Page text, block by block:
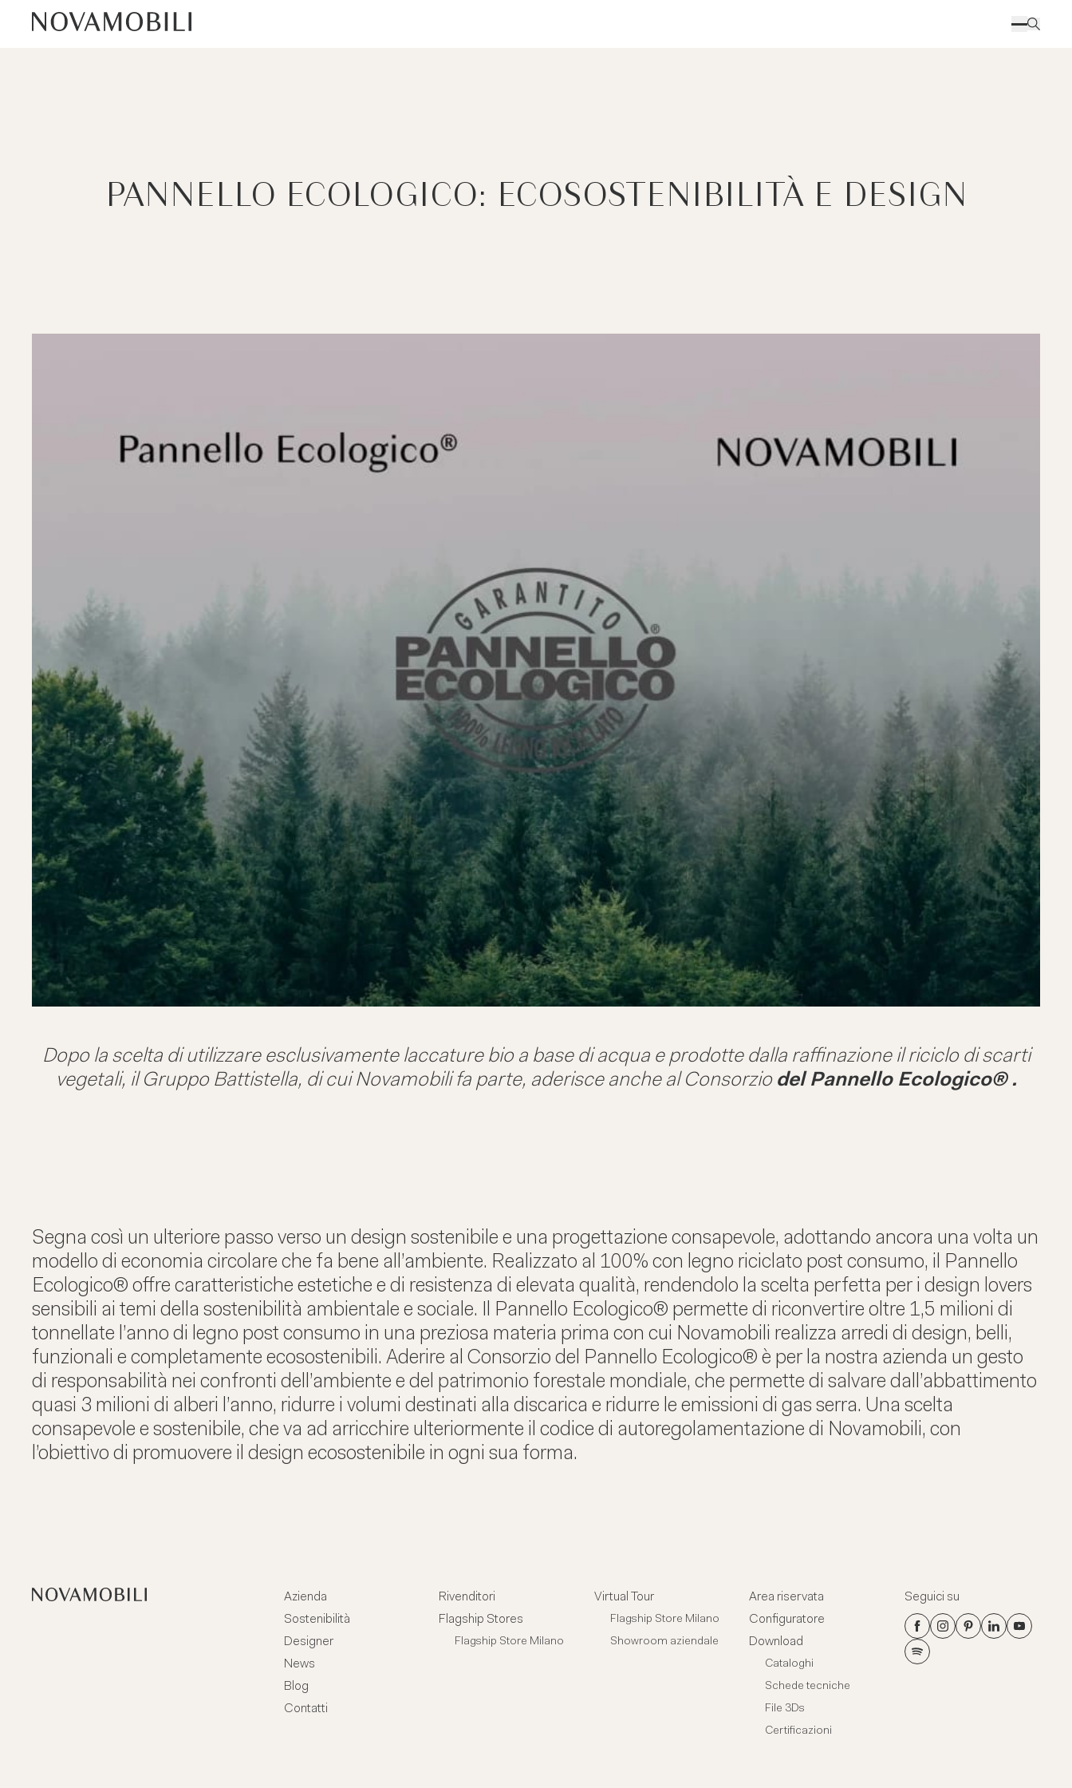
PANNELLO ECOLOGICO: ECOSOSTENIBILITÀ E DESIGN
Dopo la scelta di utilizzare esclusivamente laccature bio a base di acqua e prodotte dalla raffinazione il riciclo di scarti
vegetali, il Gruppo Battistella, di cui Novamobili fa parte, aderisce anche al Consorzio del Pannello Ecologico® .
Segna così un ulteriore passo verso un design sostenibile e una progettazione consapevole, adottando ancora una volta un
modello di economia circolare che fa bene all’ambiente. Realizzato al 100% con legno riciclato post consumo, il Pannello
Ecologico® offre caratteristiche estetiche e di resistenza di elevata qualità, rendendolo la scelta perfetta per i design lovers
sensibili ai temi della sostenibilità ambientale e sociale. Il Pannello Ecologico® permette di riconvertire oltre 1,5 milioni di
tonnellate l’anno di legno post consumo in una preziosa materia prima con cui Novamobili realizza arredi di design, belli,
funzionali e completamente ecosostenibili. Aderire al Consorzio del Pannello Ecologico® è per la nostra azienda un gesto
di responsabilità nei confronti dell’ambiente e del patrimonio forestale mondiale, che permette di salvare dall’abbattimento
quasi 3 milioni di alberi l’anno, ridurre i volumi destinati alla discarica e ridurre le emissioni di gas serra. Una scelta
consapevole e sostenibile, che va ad arricchire ulteriormente il codice di autoregolamentazione di Novamobili, con
l’obiettivo di promuovere il design ecosostenibile in ogni sua forma.
Azienda
Sostenibilità
Designer
News
Blog
Contatti
Rivenditori
Flagship Stores
Flagship Store Milano
Virtual Tour
Flagship Store Milano
Showroom aziendale
Area riservata
Configuratore
Download
Cataloghi
Schede tecniche
File 3Ds
Certificazioni
Seguici su